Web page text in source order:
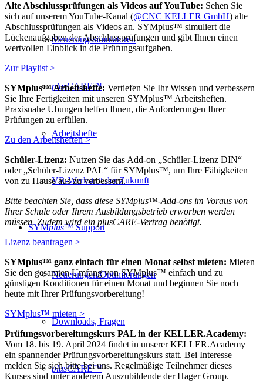
Steuerungssimulatoren
plusCARE™
Arbeitshefte
VR-Werkstatt der Zukunft
SYMplus™ Support
Neuerungen/Optimierungen
Downloads, Fragen
plusCARE™
Alte Abschlussprüfungen als Videos auf YouTube: Sehen Sie
sich auf unserem YouTube-Kanal (@CNC KELLER GmbH) alte
Abschlussprüfungen als Videos an. SYMplus™ simuliert die
Lückenaufgaben der Abschlussprüfungen und gibt Ihnen einen
wertvollen Einblick in die Prüfungsaufgaben.
Zur Playlist >
SYMplus™ Arbeitshefte: Vertiefen Sie Ihr Wissen und verbessern
Sie Ihre Fertigkeiten mit unseren SYMplus™ Arbeitsheften.
Praxisnahe Übungen helfen Ihnen, die Anforderungen Ihrer
Prüfungen zu erfüllen.
Zu den Arbeitsheften >
Schüler-Lizenz: Nutzen Sie das Add-on „Schüler-Lizenz DIN“
oder „Schüler-Lizenz PAL“ für SYMplus™, um Ihre Fähigkeiten
von zu Hause aus zu verbessern.
Bitte beachten Sie, dass diese SYMplus™-Add-ons im Voraus von
Ihrer Schule oder Ihrem Ausbildungsbetrieb erworben werden
müssen. Zudem wird ein plusCARE-Vertrag benötigt.
Lizenz beantragen >
SYMplus™ ganz einfach für einen Monat selbst mieten: Mieten
Sie den gesamten Umfang von SYMplus™ einfach und zu
günstigen Konditionen für einen Monat und beginnen Sie noch
heute mit Ihrer Prüfungsvorbereitung!
SYMplus™ mieten >
Prüfungsvorbereitungskurs PAL in der KELLER.Academy:
Vom 18. bis 19. April 2024 findet in unserer KELLER.Academy
ein spannender Prüfungsvorbereitungskurs statt. Bei Interesse
melden Sie sich bitte bei uns. Regelmäßige Teilnehmer dieses
Kurses sind unter anderem Auszubildende der Hager Group.